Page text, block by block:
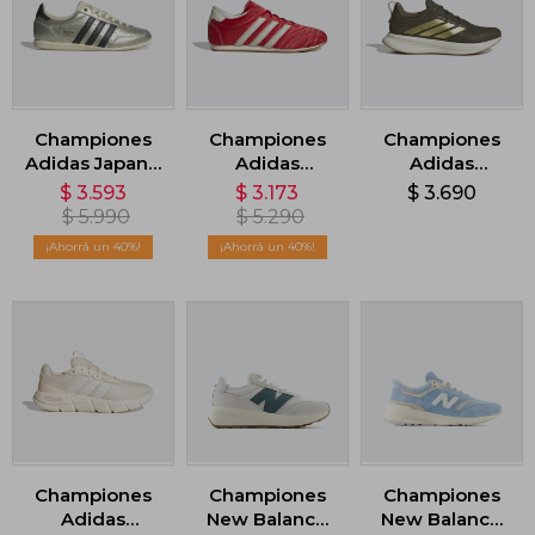
Championes
Adidas Japan -
Gris
$ 3.593
$ 5.990
40
Championes
Adidas
Taekwondo
Lace W - Rojo
$ 3.173
$ 5.290
40
Championes
Adidas
Runblaze -
$ 3.690
Championes
Adidas
Championes
New Balance
Championes
New Balance